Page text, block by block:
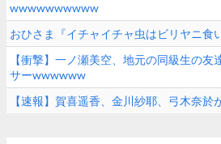
wwwwwwwwww
おひさま『イチャイチャ虫はビリヤニ食
【衝撃】一ノ瀬美空、地元の同級生の
サーwwwwww
【速報】賀喜遥香、金川紗耶、弓木奈於